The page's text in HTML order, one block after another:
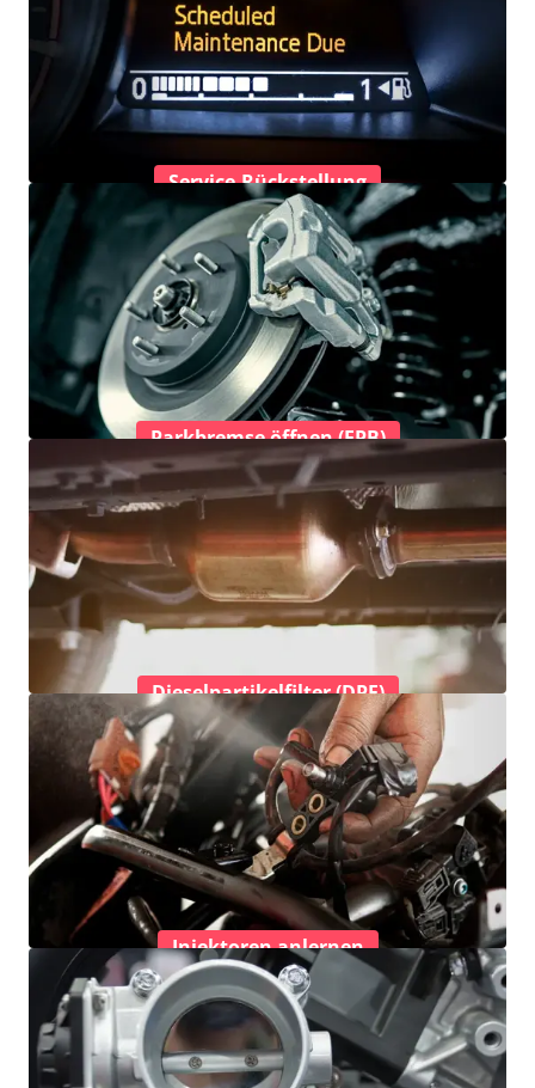
Service-Rückstellung
Parkbremse öffnen (EPB)
Dieselpartikelfilter (DPF)
Injektoren anlernen